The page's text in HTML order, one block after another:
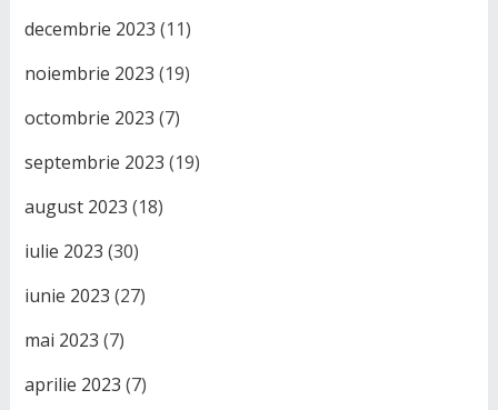
decembrie 2023 (11)
noiembrie 2023 (19)
octombrie 2023 (7)
septembrie 2023 (19)
august 2023 (18)
iulie 2023 (30)
iunie 2023 (27)
mai 2023 (7)
aprilie 2023 (7)